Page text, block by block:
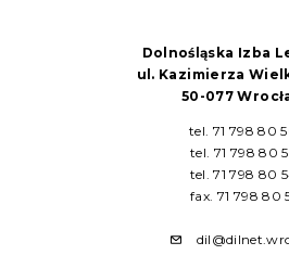
Dolnośląska Izba
ul. Kazimierza
50-077
tel. 71 798 80
tel. 71 798 80
tel. 71 798 80
fax. 71 798 80